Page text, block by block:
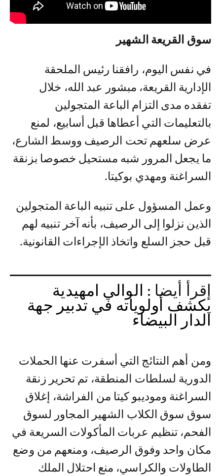
سوق القريعة الشهير
في نفس اليوم، رافقنا رئيس الملحقة
الإدارية القريعة، مبشور عبد الله، خلال
تفقده مدى التزام الباعة المتجولين
بالتعليمات التي أعطاها قبل أسابيع، لمنع
عرض سلعهم تحت الرصيف ووسط الشارع،
ما يجعل المرور شبه مستحيل خصوصا بزنقة
السراغنة ومهدي بوكيتا.
وعمل المسؤول على تنبيه الباعة المتجولين
الذين نزلوا إلى الرصيف، بأنه آخر تنبيه لهم
قبل حجز السلع واتخاذ الإجراءات القانونية.
إقرأ أيضا : الوالي امهيدية
يكشف أولوياته في تدبير جهة
الدار البيضاء
ومن أهم النتائج التي أسفرت عنها الحملات
الدورية لسلطات المنطقة، تم تحرير زنقة
السراغنة وموديبو كيتا من الفراشة، إغلاق
سوق سوق الكلاب الشهير المجاور لسوق
الفحم، تنظيم عربات المأكولات السريعة في
مكان واحد وفوق الرصيف، ومنعهم من وضع
الطاولات والكراسي، منع احتلال الملك